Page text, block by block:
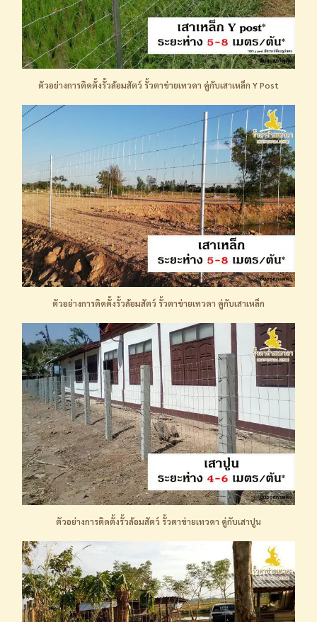
ตัวอย่างการติดตั้งรั้วล้อมสัตว์ รั้วตาข่ายเทวดา คู่กับเสาเหล็ก Y Post
ตัวอย่างการติดตั้งรั้วล้อมสัตว์ รั้วตาข่ายเทวดา คู่กับเสาเหล็ก
ตัวอย่างการติดตั้งรั้วล้อมสัตว์ รั้วตาข่ายเทวดา คู่กับเสาปูน